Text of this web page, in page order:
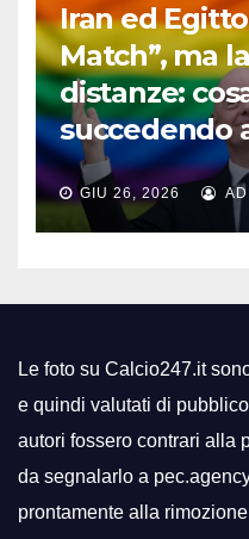
Iran ed
Match”, ma
distanze:
succedendo
GIU 26, 2026
Le foto su Calcio247.it
e quindi valutati di
autori fossero contrari alla
da segnalarlo a
prontamente alla